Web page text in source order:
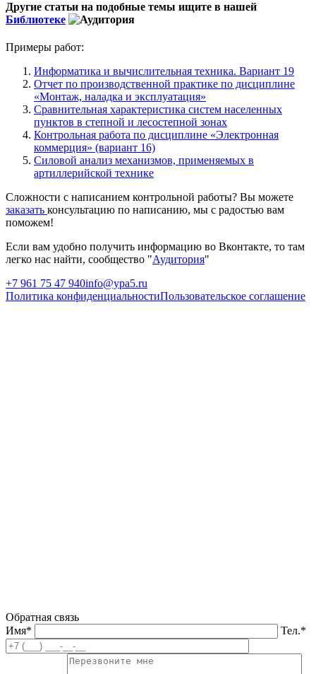
Другие статьи на подобные темы ищите в нашей
Библиотеке
Примеры работ:
Информатика и вычислительная техника. Вариант 19
Отчет по производственной практике по дисциплине
«Монтаж, наладка и эксплуатация»
Сравнительная характеристика систем населенных
пунктов в степной и лесостепной зонах
Контрольная работа по дисциплине «Электронная
коммерция» (вариант 16)
Силовой анализ механизмов, применяемых в
артиллерийской технике
Сложности с написанием контрольной работы? Вы можете
заказать консультацию по написанию, мы с радостью вам
поможем!
Если вам удобно получить информацию во Вконтакте, то там
легко нас найти, сообщество "Аудитория"
+7 961 75 47 940info@ypa5.ru
Политика конфиденциальностиПользовательское соглашение
Обратная связь
Имя*
Тел.*